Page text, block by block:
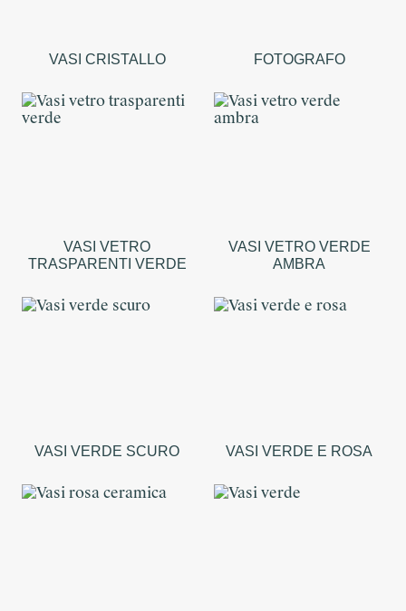
VASI CRISTALLO FOTOGRAFO
VASI VETRO
TRASPARENTI VERDE
VASI VETRO VERDE
AMBRA
VASI VERDE SCURO VASI VERDE E ROSA